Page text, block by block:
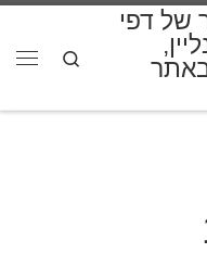
של דפי
באתר
Search